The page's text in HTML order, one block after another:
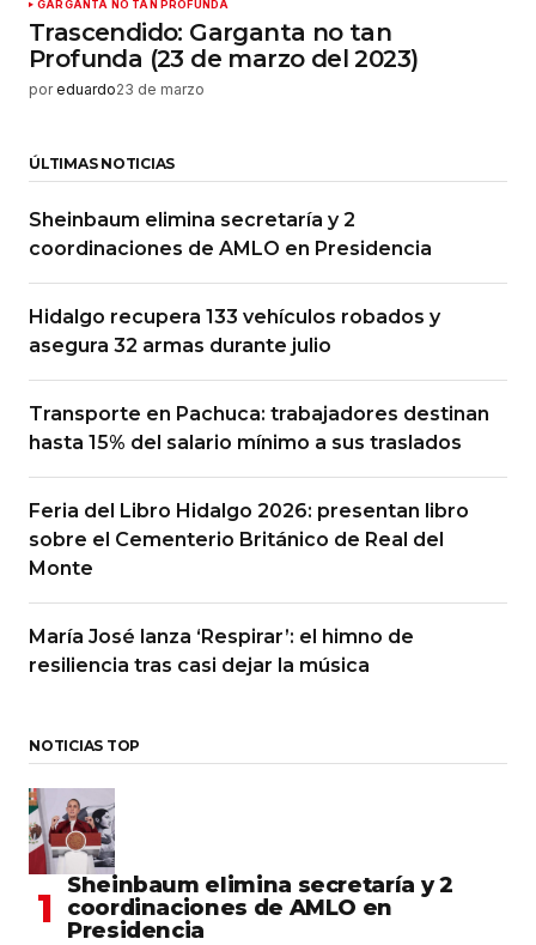
GARGANTA NO TAN PROFUNDA
Trascendido: Garganta no tan
Profunda (23 de marzo del 2023)
por eduardo23 de marzo
ÚLTIMAS NOTICIAS
Sheinbaum elimina secretaría y 2
coordinaciones de AMLO en Presidencia
Hidalgo recupera 133 vehículos robados y
asegura 32 armas durante julio
Transporte en Pachuca: trabajadores destinan
hasta 15% del salario mínimo a sus traslados
Feria del Libro Hidalgo 2026: presentan libro
sobre el Cementerio Británico de Real del
Monte
María José lanza ‘Respirar’: el himno de
resiliencia tras casi dejar la música
NOTICIAS TOP
Sheinbaum elimina secretaría y 2
coordinaciones de AMLO en
Presidencia